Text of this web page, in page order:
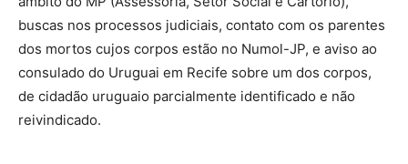
buscas nos processos judiciais, contato com os parentes
dos mortos cujos corpos estão no Numol-JP, e aviso ao
consulado do Uruguai em Recife sobre um dos corpos,
de cidadão uruguaio parcialmente identificado e não
reivindicado.